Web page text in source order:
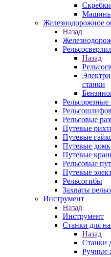
Машины
Железнодорожное
Назад
Назад
станки
Рельсорезные
Рельсовые
Путевые
Путевые
Путевые
Путевые
Рельсовые
Путевые
Рельсогибы
Захваты
Инструмент
Назад
Инструмент
Станки для
Назад
Станки
Ручные